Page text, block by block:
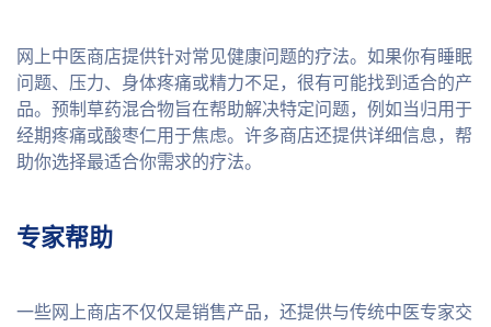
网上中医商店提供针对常见健康问题的疗法。如果你有睡眠
问题、压力、身体疼痛或精力不足，很有可能找到适合的产
品。预制草药混合物旨在帮助解决特定问题，例如当归用于
经期疼痛或酸枣仁用于焦虑。许多商店还提供详细信息，帮
助你选择最适合你需求的疗法。
专家帮助
一些网上商店不仅仅是销售产品，还提供与传统中医专家交